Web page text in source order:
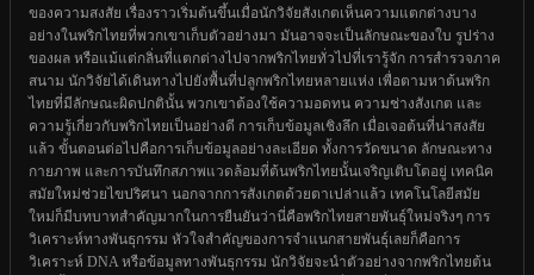
ของความสงสัย เรื่องราวเริ่มต้นขึ้นเมื่อนักวิจัยสังเกตเห็นความแตกต่างบาง
อย่างในพริกไทยที่พวกเขาเก็บตัวอย่างมา มันอาจจะเป็นลักษณะของใบ รูปร่าง
ของผล หรือแม้แต่กลิ่นที่แตกต่างไปจากพริกไทยทั่วไปที่เรารู้จัก การสำรวจภาค
สนาม นักวิจัยได้เดินทางไปยังพื้นที่ปลูกพริกไทยหลายแห่ง เพื่อตามหาต้นพริก
ไทยที่มีลักษณะผิดปกตินั้น พวกเขาต้องใช้ความอดทน ความช่างสังเกต และ
ความรู้เกี่ยวกับพริกไทยเป็นอย่างดี การเก็บข้อมูลเชิงลึก เมื่อเจอต้นที่น่าสงสัย
แล้ว ขั้นตอนต่อไปคือการเก็บข้อมูลอย่างละเอียด ทั้งการวัดขนาด ลักษณะทาง
กายภาพ และการบันทึกสภาพแวดล้อมที่ต้นพริกไทยนั้นเจริญเติบโตอยู่ เทคนิค
สมัยใหม่ช่วยไขปริศนา นอกจากการสังเกตด้วยตาเปล่าแล้ว เทคโนโลยีสมัย
ใหม่ก็มีบทบาทสำคัญมากในการยืนยันว่านี่คือพริกไทยสายพันธุ์ใหม่จริงๆ การ
วิเคราะห์ทางพันธุกรรม หัวใจสำคัญของการจำแนกสายพันธุ์เลยก็คือการ
วิเคราะห์ DNA หรือข้อมูลทางพันธุกรรม นักวิจัยจะนำตัวอย่างจากพริกไทยต้น